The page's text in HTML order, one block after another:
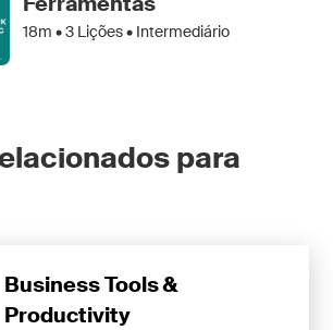
18m •3 Lições • Intermediário
para
Business Tools &
Productivity